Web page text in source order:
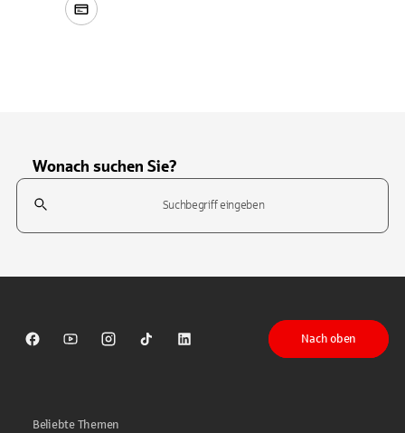
Wonach suchen Sie?
Suchfeld
Sparkasse auf Facebook
Sparkasse auf Youtube
Sparkasse auf Instagram
Sparkasse auf TikTok
Sparkasse auf LinkedIn
Nach oben
Beliebte Themen